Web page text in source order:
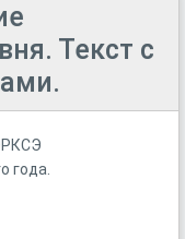
Текст с
года.